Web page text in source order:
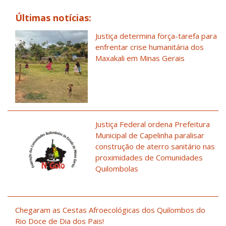
Últimas notícias:
Justiça determina força-tarefa para
enfrentar crise humanitária dos
Maxakali em Minas Gerais
Justiça Federal ordena Prefeitura
Municipal de Capelinha paralisar
construção de aterro sanitário nas
proximidades de Comunidades
Quilombolas
Chegaram as Cestas Afroecológicas dos Quilombos do
Rio Doce de Dia dos Pais!